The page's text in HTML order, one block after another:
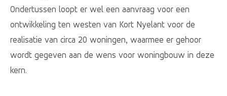
Ondertussen loopt er wel een aanvraag voor een
ontwikkeling ten westen van Kort Nyelant voor de
realisatie van circa 20 woningen, waarmee er gehoor
wordt gegeven aan de wens voor woningbouw in deze
kern.